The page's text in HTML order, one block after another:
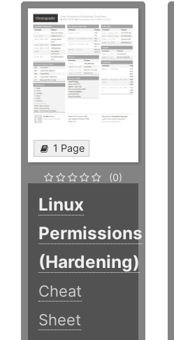
1 Page
(0)
Linux
Permissions
(Hardening)
Cheat
Sheet